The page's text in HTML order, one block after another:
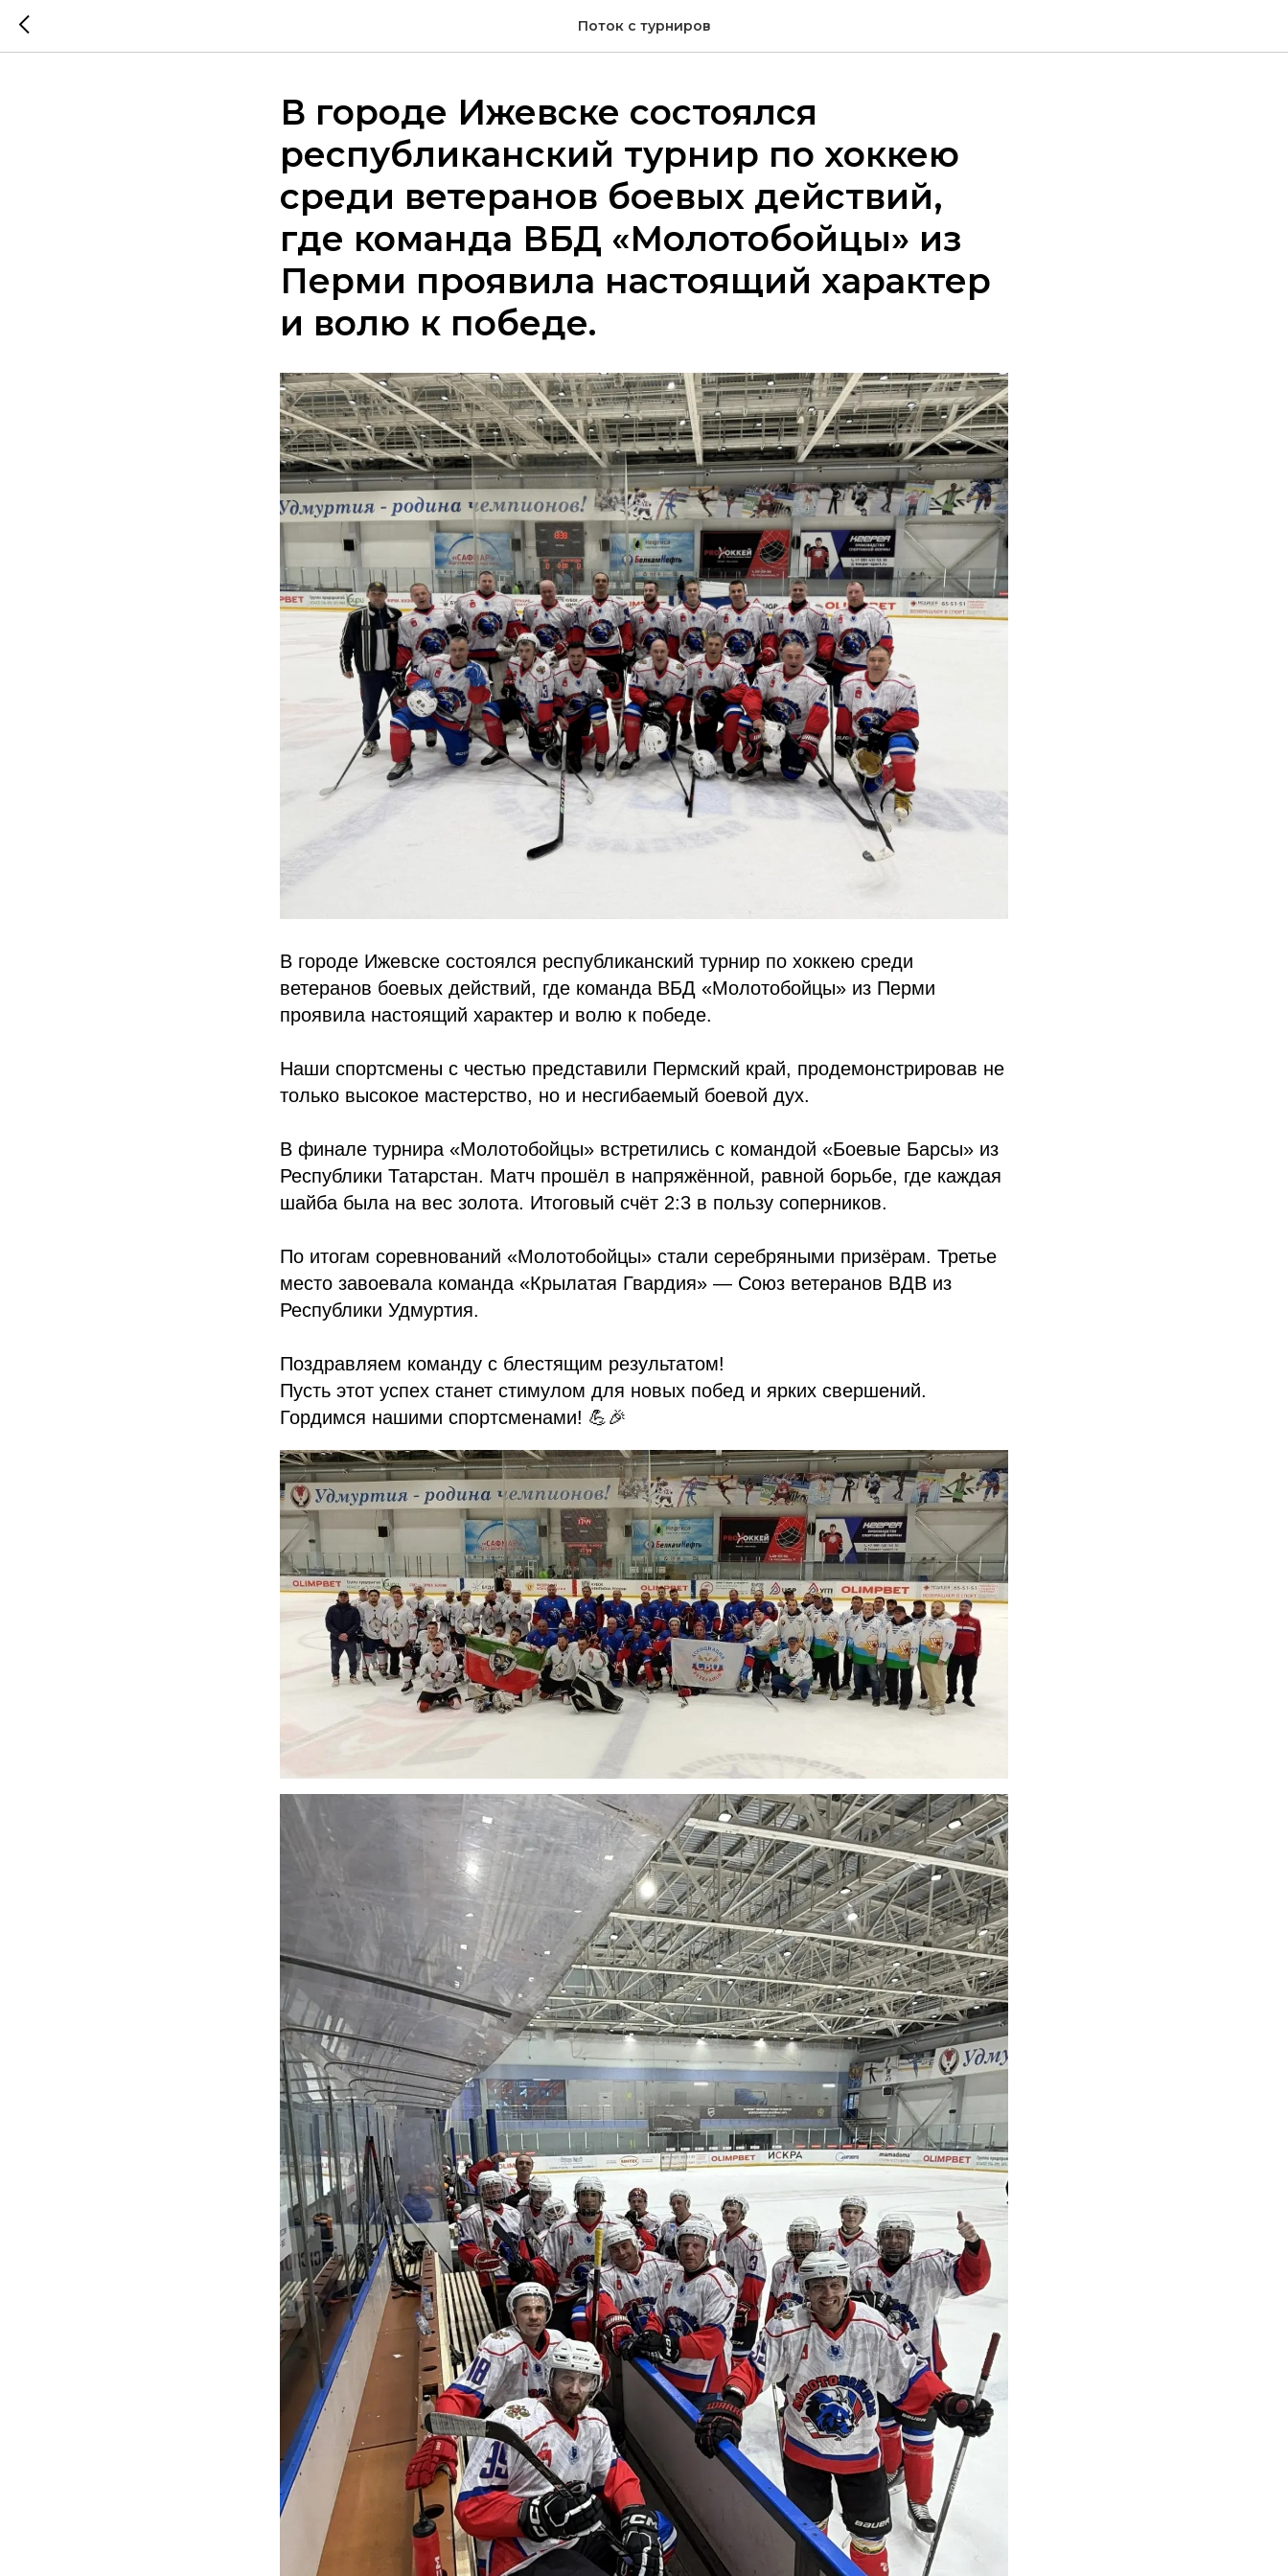
Поток с турниров
В городе Ижевске состоялся
республиканский турнир по хоккею
среди ветеранов боевых действий,
где команда ВБД «Молотобойцы» из
Перми проявила настоящий характер
и волю к победе.
В городе Ижевске состоялся республиканский турнир по хоккею среди
ветеранов боевых действий, где команда ВБД «Молотобойцы» из Перми
проявила настоящий характер и волю к победе.
Наши спортсмены с честью представили Пермский край, продемонстрировав не
только высокое мастерство, но и несгибаемый боевой дух.
В финале турнира «Молотобойцы» встретились с командой «Боевые Барсы» из
Республики Татарстан. Матч прошёл в напряжённой, равной борьбе, где каждая
шайба была на вес золота. Итоговый счёт 2:3 в пользу соперников.
По итогам соревнований «Молотобойцы» стали серебряными призёрам. Третье
место завоевала команда «Крылатая Гвардия» — Союз ветеранов ВДВ из
Республики Удмуртия.
Поздравляем команду с блестящим результатом!
Пусть этот успех станет стимулом для новых побед и ярких свершений.
Гордимся нашими спортсменами! 💪🎉